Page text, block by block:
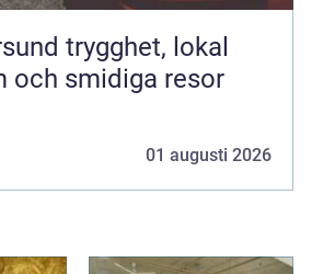
lokal
och smidiga resor
01 augusti 2026